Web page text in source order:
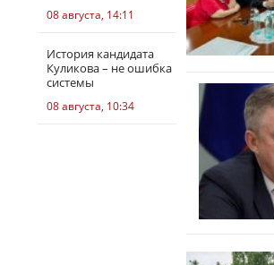
08 августа, 14:11
История кандидата
Куликова – не ошибка
системы
08 августа, 10:34